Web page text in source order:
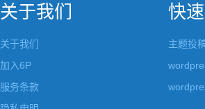
关于我们
关于我们
加入6P
服务条款
快
主题投